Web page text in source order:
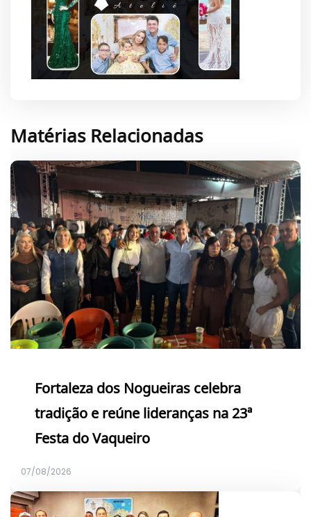
Matérias Relacionadas
Fortaleza dos Nogueiras celebra
tradição e reúne lideranças na 23ª
Festa do Vaqueiro
07/08/2026